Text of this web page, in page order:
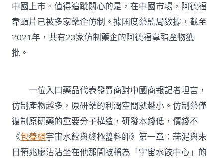
中國上市。值得追蹤關心的是，在中國市場，阿德福
韋酯片已被多家藥企仿制。據國度藥監局數據，截至
2021年，共有23家仿制藥企的阿德福韋酯產物獲
批。
一位入口藥品代表發賣商對中國商報記者坦言，
仿制產物越多，原研藥的利潤空間就越小。仿制藥僅
復制原研藥的重要分子構造，研發本錢低，價錢不
《包養網宇宙水餃與終極醬料師》第一章：蒜泥與末
日預兆廖沾沾坐在他那間被稱為「宇宙水餃中心」的